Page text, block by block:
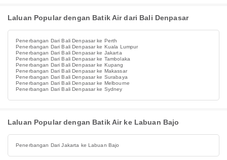
Laluan Popular dengan Batik Air dari Bali Denpasar
Penerbangan Dari Bali Denpasar ke Perth
Penerbangan Dari Bali Denpasar ke Kuala Lumpur
Penerbangan Dari Bali Denpasar ke Jakarta
Penerbangan Dari Bali Denpasar ke Tambolaka
Penerbangan Dari Bali Denpasar ke Kupang
Penerbangan Dari Bali Denpasar ke Makassar
Penerbangan Dari Bali Denpasar ke Surabaya
Penerbangan Dari Bali Denpasar ke Melbourne
Penerbangan Dari Bali Denpasar ke Sydney
Laluan Popular dengan Batik Air ke Labuan Bajo
Penerbangan Dari Jakarta ke Labuan Bajo